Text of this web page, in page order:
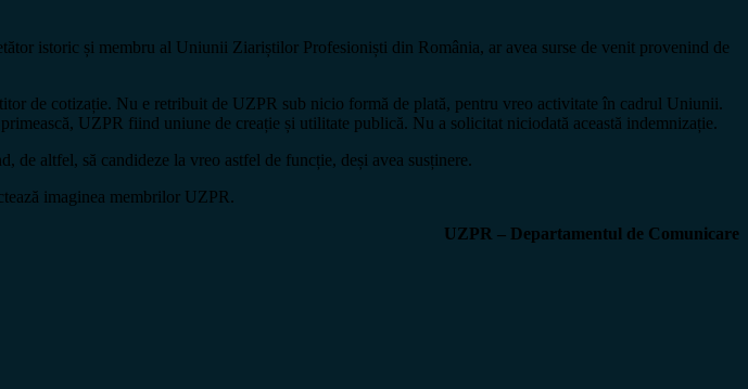
istoric și membru al Uniunii Ziariștilor Profesioniști din România, ar avea surse de venit provenind de
de cotizație. Nu e retribuit de UZPR sub nicio formă de plată, pentru vreo activitate în cadrul Uniunii.
UZPR fiind uniune de creație și utilitate publică. Nu a solicitat niciodată această indemnizație.
altfel, să candideze la vreo astfel de funcție, deși avea susținere.
imaginea membrilor UZPR.
UZPR – Departamentul de Comunicare